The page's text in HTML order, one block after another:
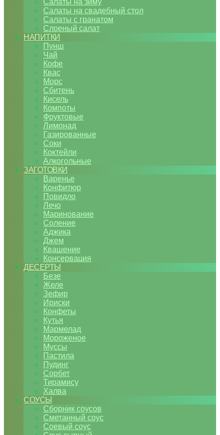
Салаты на зиму
Салаты на свадебный стол
Салаты с гранатом
Слоеный салат
НАПИТКИ
Пунш
Чай
Кофе
Квас
Морс
Сбитень
Кисель
Компоты
Фруктовые
Лимонад
Газированные
Соки
Коктейли
Алкогольные
ЗАГОТОВКИ
Варенье
Конфитюр
Повидло
Лечо
Маринование
Соление
Аджика
Джем
Квашение
Консервация
ДЕСЕРТЫ
Безе
Желе
Зефир
Ириски
Конфеты
Кутья
Мармелад
Мороженое
Муссы
Пастила
Пудинг
Сорбет
Тирамису
Халва
СОУСЫ
Сборник соусов
Сметанный соус
Соевый соус